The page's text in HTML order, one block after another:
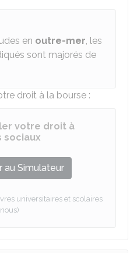
en outre-mer, les
sont majorés de
droit à la bourse :
votre droit à
sociaux
au Simulateur
universitaires et scolaires